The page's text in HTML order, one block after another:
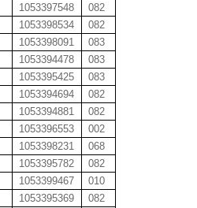
1053397548
082
1053398534
082
1053398091
083
1053394478
083
1053395425
083
1053394694
082
1053394881
082
1053396553
002
1053398231
068
1053395782
082
1053399467
010
1053395369
082